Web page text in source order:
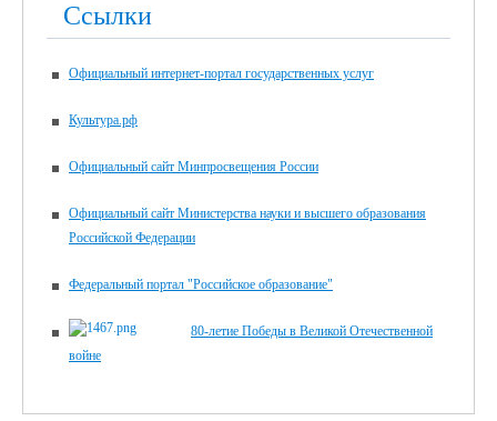
Ссылки
Официальный интернет-портал государственных услуг
Культура.рф
Официальный сайт Минпросвещения России
Официальный сайт Министерства науки и высшего образования
Российской Федерации
Федеральный портал "Российское образование"
80-летие Победы в Великой Отечественной
войне